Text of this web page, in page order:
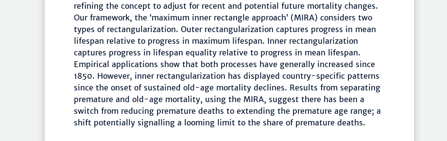
refining the concept to adjust for recent and potential future mortality changes.
Our framework, the ‘maximum inner rectangle approach’ (MIRA) considers two
types of rectangularization. Outer rectangularization captures progress in mean
lifespan relative to progress in maximum lifespan. Inner rectangularization
captures progress in lifespan equality relative to progress in mean lifespan.
Empirical applications show that both processes have generally increased since
1850. However, inner rectangularization has displayed country-specific patterns
since the onset of sustained old-age mortality declines. Results from separating
premature and old-age mortality, using the MIRA, suggest there has been a
switch from reducing premature deaths to extending the premature age range; a
shift potentially signalling a looming limit to the share of premature deaths.